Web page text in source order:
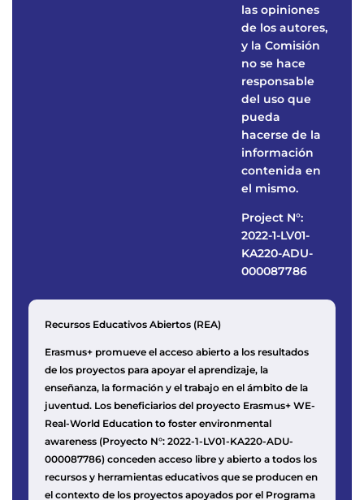
las opiniones
de los autores,
y la Comisión
no se hace
responsable
del uso que
pueda
hacerse de la
información
contenida en
el mismo.
Project N°:
2022-1-LV01-
KA220-ADU-
000087786
Recursos Educativos Abiertos (REA)
Erasmus+ promueve el acceso abierto a los resultados
de los proyectos para apoyar el aprendizaje, la
enseñanza, la formación y el trabajo en el ámbito de la
juventud. Los beneficiarios del proyecto Erasmus+ WE-
Real-World Education to foster environmental
awareness (Proyecto N°: 2022-1-LV01-KA220-ADU-
000087786) conceden acceso libre y abierto a todos los
recursos y herramientas educativos que se producen en
el contexto de los proyectos apoyados por el Programa